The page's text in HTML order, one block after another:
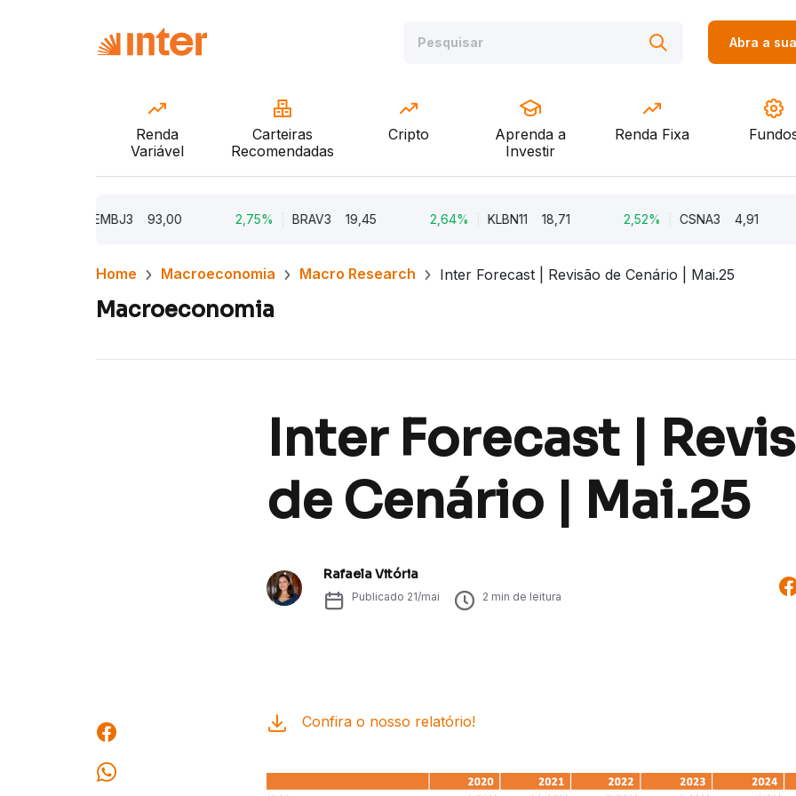
Abra a
Renda
Variável
Carteiras
Recomendadas
Cripto
Aprenda a
Investir
Renda Fixa
93,00 BRAV3 19,45 KLBN11 18,71 CSNA3 4,91
Home Macroeconomia Macro Research Inter Forecast | Revisão de Cenário | Mai.25
Macroeconomia
Inter Forecast |
de Cenário | Mai.25
Rafaela Vitória
Publicado 21/mai 2 min de leitura
Confira o nosso relatório!